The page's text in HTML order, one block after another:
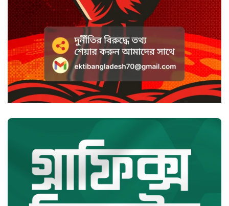
হাসানের ৪ উইকেটের দিনে ধুঁকছে
বাংলাদেশ
৭ অগাস্ট, ২০২৬ ৩:০৮ অপরাহ্ন